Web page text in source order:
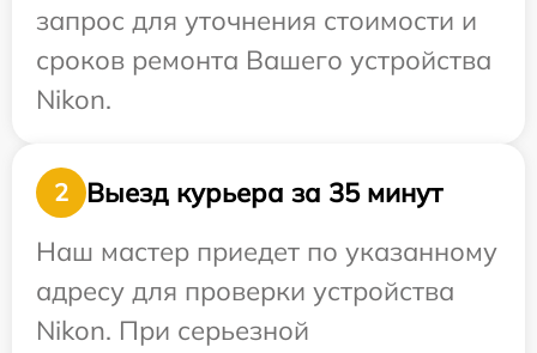
запрос для уточнения стоимости и
сроков ремонта Вашего устройства
Nikon.
2
Выезд курьера за 35 минут
Наш мастер приедет по указанному
адресу для проверки устройства
Nikon. При серьезной